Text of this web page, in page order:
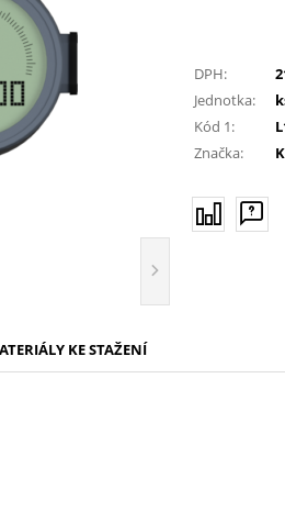
DPH:
Jednotka:
Kód 1:
Značka:
KE STAŽENÍ